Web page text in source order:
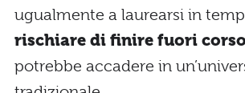
ugualmente a laurearsi in
rischiare di finire fuori corso
potrebbe accadere in